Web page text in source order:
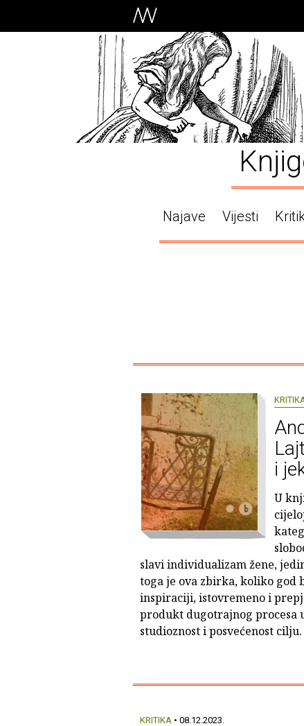
Najave Vijesti
i
U
slavi individualizam žene,
toga je ova zbirka, koliko god
inspiraciji, istovremeno i
produkt dugotrajnog procesa
studioznost i posvećenost cilju.
KRITIKA• 08.12.2023.